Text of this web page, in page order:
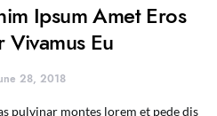
Ipsum Amet Eros
Eu
28, 2018
pulvinar montes lorem et pede dis